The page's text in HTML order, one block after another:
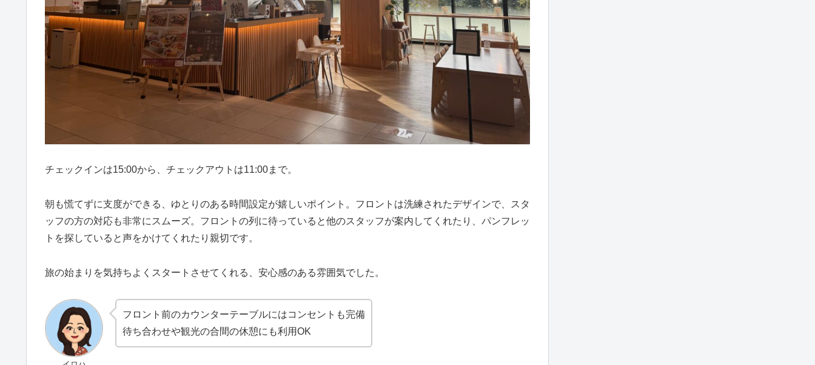
チェックインは15:00から、チェックアウトは11:00まで。
朝も慌てずに支度ができる、ゆとりのある時間設定が嬉しいポイント。フロントは洗練されたデザインで、スタ
ッフの方の対応も非常にスムーズ。フロントの列に待っていると他のスタッフが案内してくれたり、パンフレッ
トを探していると声をかけてくれたり親切です。
旅の始まりを気持ちよくスタートさせてくれる、安心感のある雰囲気でした。
フロント前のカウンターテーブルにはコンセントも完備
待ち合わせや観光の合間の休憩にも利用OK